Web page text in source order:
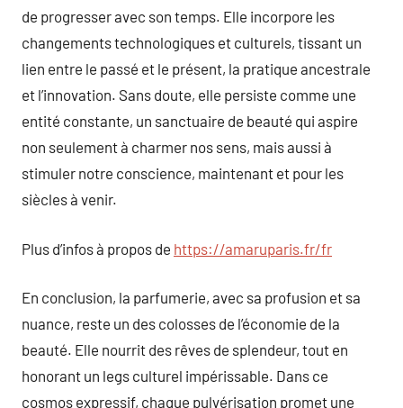
de progresser avec son temps. Elle incorpore les
changements technologiques et culturels, tissant un
lien entre le passé et le présent, la pratique ancestrale
et l’innovation. Sans doute, elle persiste comme une
entité constante, un sanctuaire de beauté qui aspire
non seulement à charmer nos sens, mais aussi à
stimuler notre conscience, maintenant et pour les
siècles à venir.
Plus d’infos à propos de https://amaruparis.fr/fr
En conclusion, la parfumerie, avec sa profusion et sa
nuance, reste un des colosses de l’économie de la
beauté. Elle nourrit des rêves de splendeur, tout en
honorant un legs culturel impérissable. Dans ce
cosmos expressif, chaque pulvérisation promet une